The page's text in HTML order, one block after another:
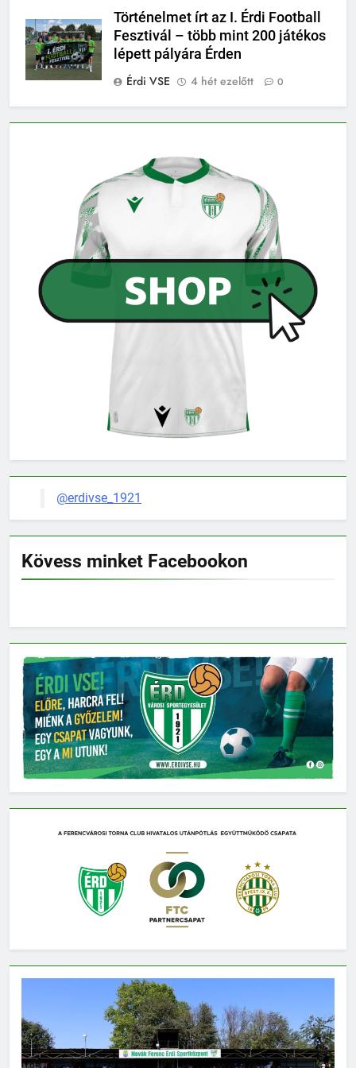
Történelmet írt az I. Érdi Football
Fesztivál – több mint 200 játékos
lépett pályára Érden
Érdi VSE
4 hét ezelőtt 0
@erdivse_1921
Kövess minket Facebookon